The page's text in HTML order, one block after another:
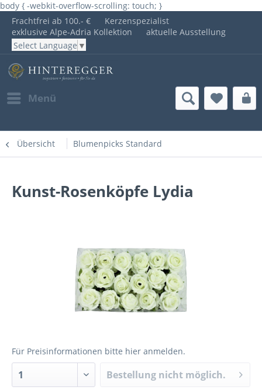
body { -webkit-overflow-scrolling: touch; }
Frachtfrei ab 100.- €
Kerzenspezialist
exklusive Alpe-Adria Kollektion
aktuelle Ausstellung
Select Language ▼
Menü
Übersicht Blumenpicks Standard
Kunst-Rosenköpfe Lydia
Für Preisinformationen bitte hier anmelden.
Bestellung nicht möglich.